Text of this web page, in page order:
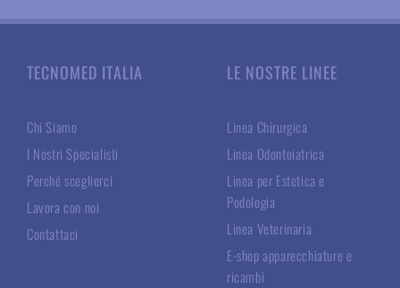
TECNOMED ITALIA
Chi Siamo
I Nostri Specialisti
Perché sceglierci
Lavora con noi
Contattaci
LE NOSTRE LINEE
Linea Chirurgica
Linea Odontoiatrica
Linea per Estetica e
Podologia
Linea Veterinaria
E-shop apparecchiature e
ricambi